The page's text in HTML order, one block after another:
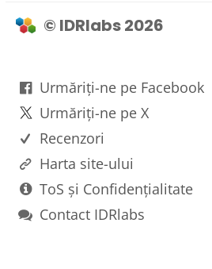
© IDRlabs 2026
Urmăriți-ne pe Facebook
Urmăriți-ne pe X
Recenzori
Harta site-ului
ToS și Confidențialitate
Contact IDRlabs